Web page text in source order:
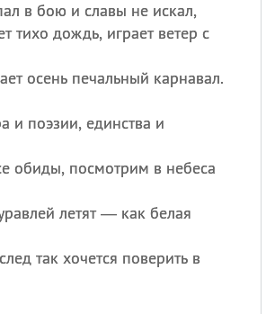
в бою и славы не искал,
тихо дождь, играет ветер с
осень печальный карнавал.
и поэзии, единства и
обиды, посмотрим в небеса
летят — как белая
так хочется поверить в